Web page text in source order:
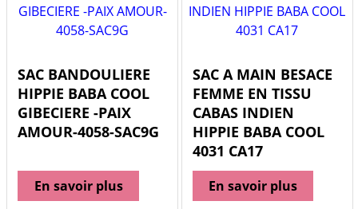
SAC BANDOULIERE
HIPPIE BABA COOL
GIBECIERE -PAIX
AMOUR-4058-SAC9G
En savoir plus
SAC A MAIN BESACE
FEMME EN TISSU
CABAS INDIEN
HIPPIE BABA COOL
4031 CA17
En savoir plus